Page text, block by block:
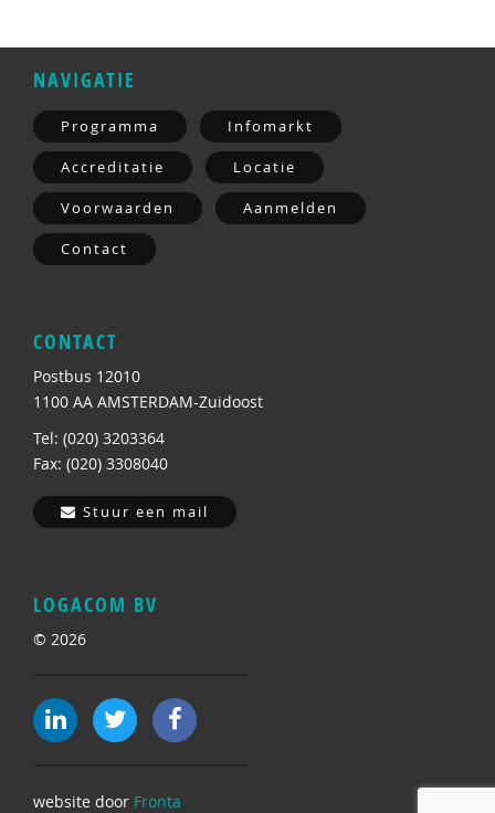
NAVIGATIE
Programma Infomarkt
Accreditatie Locatie
Voorwaarden Aanmelden
Contact
CONTACT
Postbus 12010
1100 AA AMSTERDAM-Zuidoost
Tel: (020) 3203364
Fax: (020) 3308040
Stuur een mail
LOGACOM BV
© 2026
website door Fronta